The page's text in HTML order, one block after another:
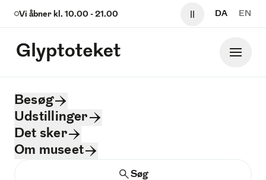
Vi åbner kl. 10.00 - 21.00
Pause video og
DA EN
Glyptoteket
Hoved
Besøg
Udstillinger
Det sker
Om museet
Søg
Søg
Udstillinger